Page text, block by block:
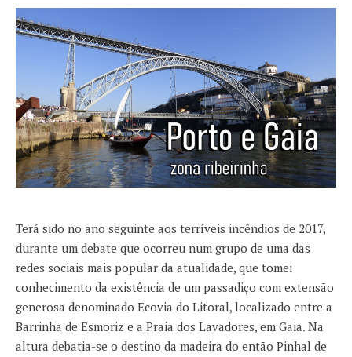
Terá sido no ano seguinte aos terríveis incêndios de 2017,
durante um debate que ocorreu num grupo de uma das
redes sociais mais popular da atualidade, que tomei
conhecimento da existência de um passadiço com extensão
generosa denominado Ecovia do Litoral, localizado entre a
Barrinha de Esmoriz e a Praia dos Lavadores, em Gaia. Na
altura debatia-se o destino da madeira do então Pinhal de